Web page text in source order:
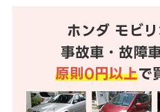
ホンダ モビ
事故車・故障
原則0円以上で